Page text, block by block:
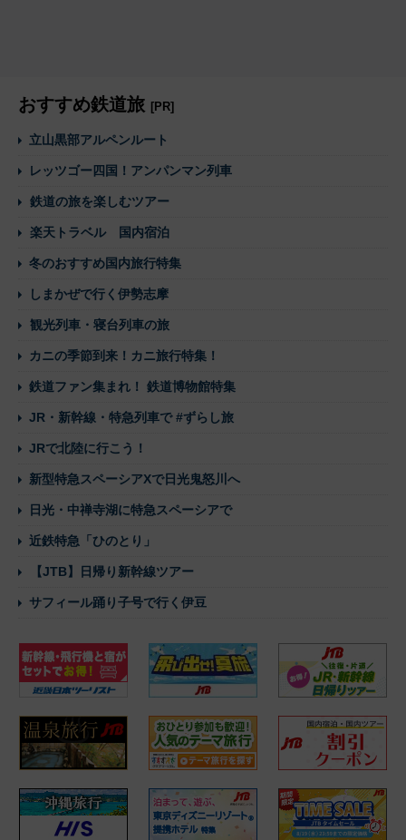
おすすめ鉄道旅 [PR]
立山黒部アルペンルート
レッツゴー四国！アンパンマン列車
鉄道の旅を楽しむツアー
楽天トラベル 国内宿泊
冬のおすすめ国内旅行特集
しまかぜで行く伊勢志摩
観光列車・寝台列車の旅
カニの季節到来！カニ旅行特集！
鉄道ファン集まれ！ 鉄道博物館特集
JR・新幹線・特急列車で #ずらし旅
JRで北陸に行こう！
新型特急スペーシアXで日光鬼怒川へ
日光・中禅寺湖に特急スペーシアで
近鉄特急「ひのとり」
【JTB】日帰り新幹線ツアー
サフィール踊り子号で行く伊豆